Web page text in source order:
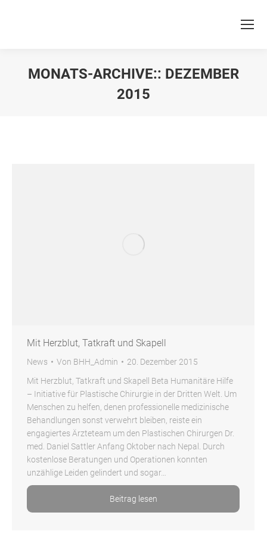
MONATS-ARCHIVE:: DEZEMBER
2015
Mit Herzblut, Tatkraft und Skapell
News Von BHH_Admin
20. Dezember 2015
Mit Herzblut, Tatkraft und Skapell Beta Humanitäre Hilfe
– Initiative für Plastische Chirurgie in der Dritten Welt. Um
Menschen zu helfen, denen professionelle medizinische
Behandlungen sonst verwehrt bleiben, reiste ein
engagiertes Ärzteteam um den Plastischen Chirurgen Dr.
med. Daniel Sattler Anfang Oktober nach Nepal. Durch
kostenlose Beratungen und Operationen konnten
unzählige Leiden gelindert und sogar…
Beitrag lesen